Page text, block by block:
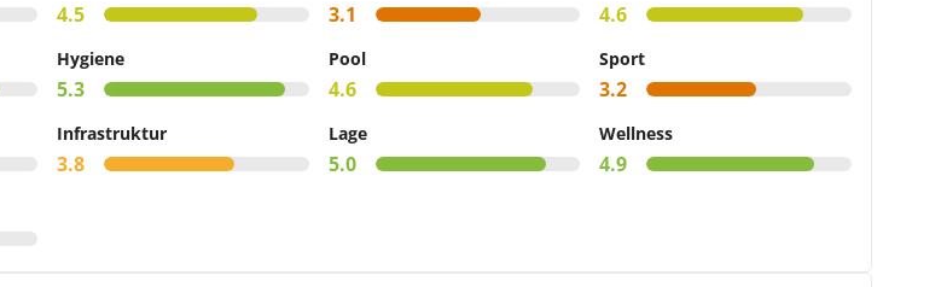
4.5 3.1 4.6
Hygiene
5.3
Pool
4.6
Sport
3.2
Infrastruktur
3.8
Lage
5.0
Wellness
4.9